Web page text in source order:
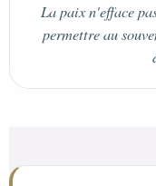
La paix n'efface
permettre au